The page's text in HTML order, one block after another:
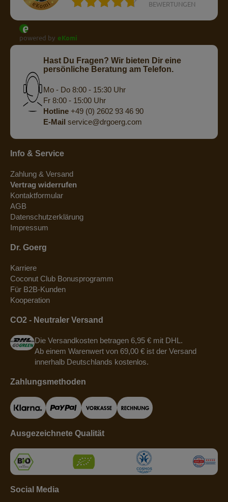
BEWERTUNGEN
powered by eKomi
Hast Du Fragen? Wir bieten Dir eine
persönliche Beratung am Telefon.
Mo - Do 8:00 - 15:30 Uhr
Fr 8:00 - 15:00 Uhr
Hotline +49 (0) 2602 93 46 90
E-Mail service@drgoerg.com
Info & Service
Zahlung & Versand
Vertrag widerrufen
Kontaktformular
AGB
Datenschutzerklärung
Impressum
Dr. Goerg
Karriere
Coconut Club Bonusprogramm
Für B2B-Kunden
Kooperation
CO2 - Neutraler Versand
Die Versandkosten betragen 6,95 € mit DHL.
Ab einem Warenwert von 69,00 € ist der Versand
innerhalb Deutschlands kostenlos.
Zahlungsmethoden
Ausgezeichnete Qualität
Social Media